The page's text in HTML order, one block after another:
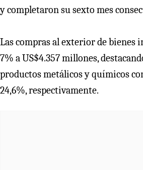
y completaron su sexto mes
Las compras al exterior de bienes
7% a US$4.357 millones,
productos metálicos y químicos
24,6%, respectivamente.